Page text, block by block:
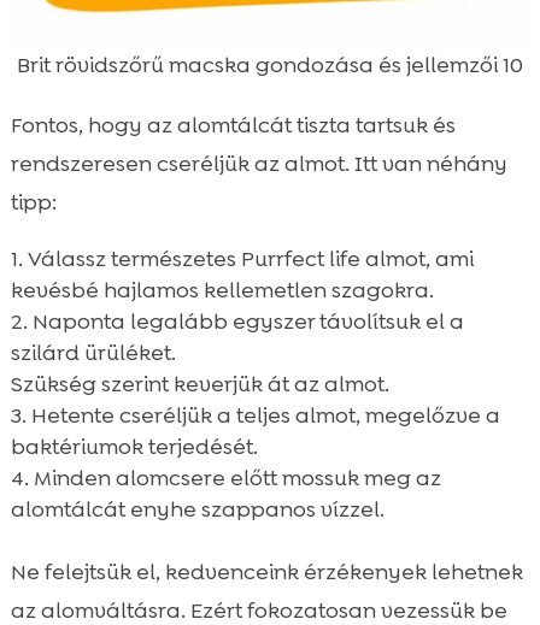
Brit rövidszőrű macska gondozása és jellemzői 10
Fontos, hogy az alomtálcát tiszta tartsuk és
rendszeresen cseréljük az almot. Itt van néhány
tipp:
Válassz természetes Purrfect life almot, ami
kevésbé hajlamos kellemetlen szagokra.
Naponta legalább egyszer távolítsuk el a
szilárd ürüléket.
Szükség szerint keverjük át az almot.
Hetente cseréljük a teljes almot, megelőzve a
baktériumok terjedését.
Minden alomcsere előtt mossuk meg az
alomtálcát enyhe szappanos vízzel.
Ne felejtsük el, kedvenceink érzékenyek lehetnek
az alomváltásra. Ezért fokozatosan vezessük be